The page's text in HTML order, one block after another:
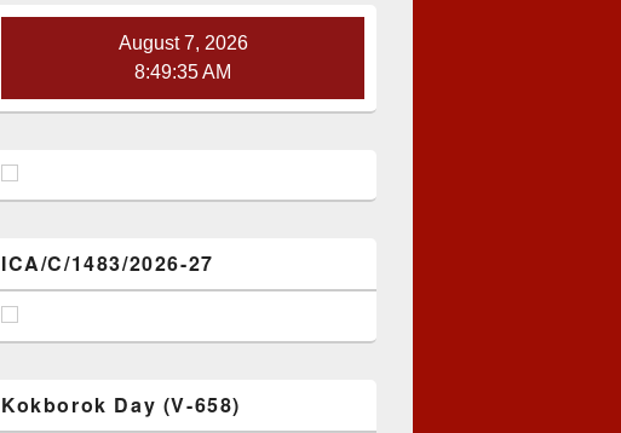
August 7, 2026
8:49:36 AM
ICA/C/1483/2026-27
Kokborok Day (V-658)